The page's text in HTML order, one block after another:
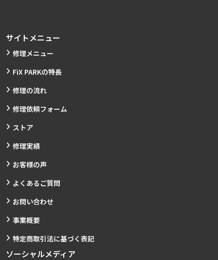
サイトメニュー
修理メニュー
FiX PARKの特長
修理の流れ
修理依頼フォーム
ストア
修理実績
お客様の声
よくあるご質問
お問い合わせ
事業概要
特定商取引法に基づく表記
ソーシャルメディア